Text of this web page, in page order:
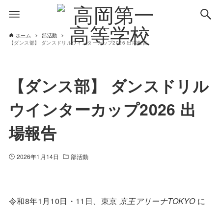
ホーム
部活動
【ダンス部】 ダンスドリルウインターカップ2026 出場報告
【ダンス部】 ダンスドリル
ウインターカップ2026 出
場報告
2026年1月14日 部活動
令和8年1月10日・11日、東京 京王アリーナTOKYOに